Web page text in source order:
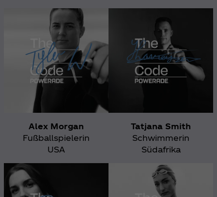
Alex Morgan
Fußballspielerin
USA
Tatjana Smith
Schwimmerin
Südafrika